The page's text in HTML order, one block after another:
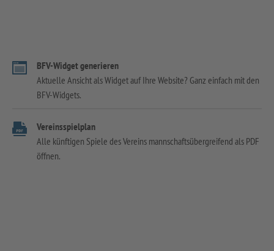
BFV-Widget generieren
Aktuelle Ansicht als Widget auf Ihre Website? Ganz einfach mit den
BFV-Widgets.
Vereinsspielplan
Alle künftigen Spiele des Vereins mannschaftsübergreifend als PDF
öffnen.